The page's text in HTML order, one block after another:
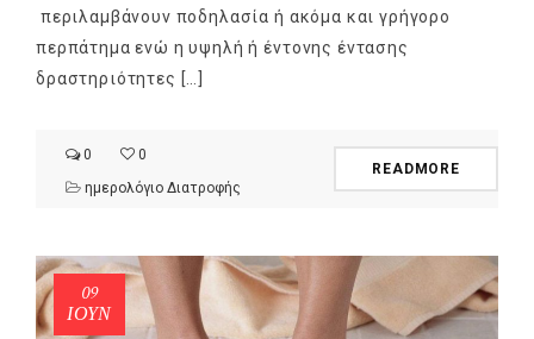
περιλαμβάνουν ποδηλασία ή ακόμα και γρήγορο
περπάτημα ενώ η υψηλή ή έντονης έντασης
δραστηριότητες […]
0
0
ημερολόγιο Διατροφής
READMORE
09
ΙΟΎΝ